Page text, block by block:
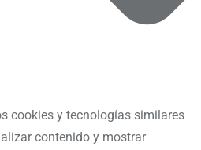
cookies y tecnologías similares
contenido y mostrar